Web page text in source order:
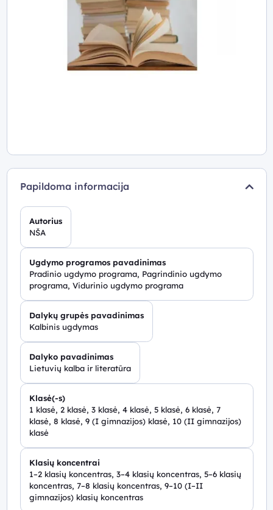
Papildoma informacija
Autorius
NŠA
Ugdymo programos pavadinimas
Pradinio ugdymo programa, Pagrindinio ugdymo
programa, Vidurinio ugdymo programa
Dalykų grupės pavadinimas
Kalbinis ugdymas
Dalyko pavadinimas
Lietuvių kalba ir literatūra
Klasė(-s)
1 klasė, 2 klasė, 3 klasė, 4 klasė, 5 klasė, 6 klasė, 7
klasė, 8 klasė, 9 (I gimnazijos) klasė, 10 (II gimnazijos)
klasė
Klasių koncentrai
1–2 klasių koncentras, 3–4 klasių koncentras, 5–6 klasių
koncentras, 7–8 klasių koncentras, 9–10 (I–II
gimnazijos) klasių koncentras